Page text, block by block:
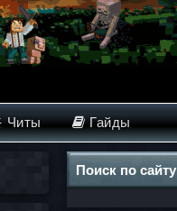
Читы Гайды
Поиск по сайту